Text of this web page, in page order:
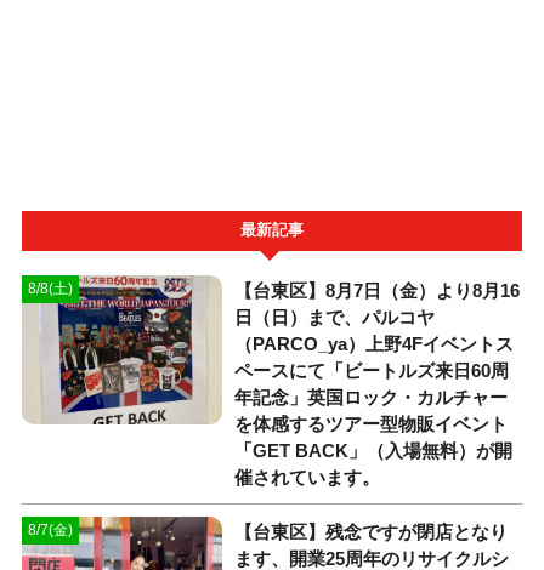
最新記事
8/8(土)
【台東区】8月7日（金）より8月16
日（日）まで、パルコヤ
（PARCO_ya）上野4Fイベントス
ペースにて「ビートルズ来日60周
年記念」英国ロック・カルチャー
を体感するツアー型物販イベント
「GET BACK」（入場無料）が開
催されています。
8/7(金)
【台東区】残念ですが閉店となり
ます、開業25周年のリサイクルシ